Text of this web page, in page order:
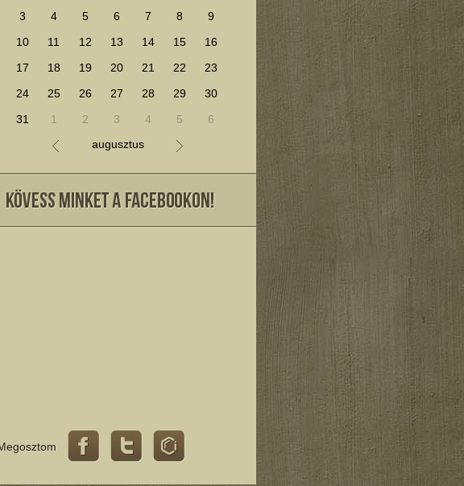
3
4 5 6 7 8
9
10
11 12 13 14 15
16
17
18 19 20 21 22
23
24
25 26 27 28 29
30
31
1 2 3 4 5
6
augusztus